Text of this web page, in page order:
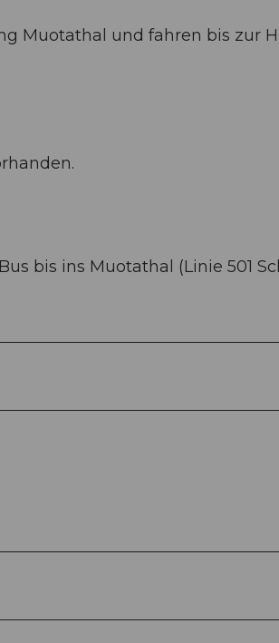
Muotathal und fahren bis zur
bis ins Muotathal (Linie 501